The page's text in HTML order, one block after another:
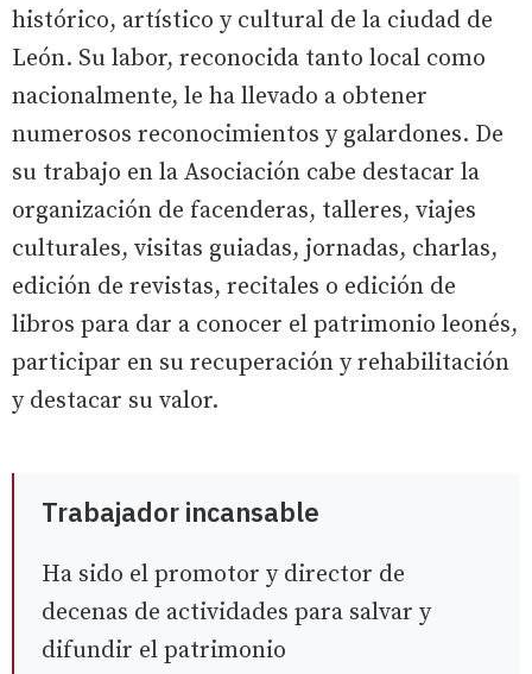
histórico, artístico y cultural de la ciudad de
León. Su labor, reconocida tanto local como
nacionalmente, le ha llevado a obtener
numerosos reconocimientos y galardones. De
su trabajo en la Asociación cabe destacar la
organización de facenderas, talleres, viajes
culturales, visitas guiadas, jornadas, charlas,
edición de revistas, recitales o edición de
libros para dar a conocer el patrimonio leonés,
participar en su recuperación y rehabilitación
y destacar su valor.
Trabajador incansable
Ha sido el promotor y director de
decenas de actividades para salvar y
difundir el patrimonio